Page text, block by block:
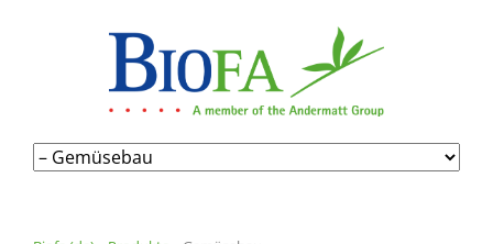
Navigation
überspringen